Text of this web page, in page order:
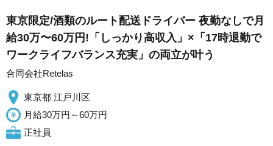
東京限定/酒類のルート配送ドライバー 夜勤なしで月
給30万〜60万円!「しっかり高収入」×「17時退勤で
ワークライフバランス充実」の両立が叶う
合同会社Retelas
東京都 江戸川区
月給30万円～60万円
正社員